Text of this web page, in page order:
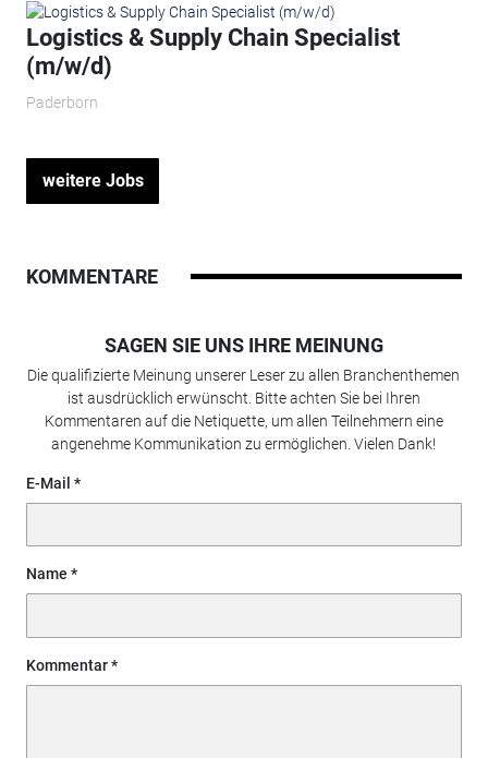
Logistics & Supply Chain Specialist
(m/w/d)
Paderborn
weitere Jobs
KOMMENTARE
SAGEN SIE UNS IHRE MEINUNG
Die qualifizierte Meinung unserer Leser zu allen Branchenthemen
ist ausdrücklich erwünscht. Bitte achten Sie bei Ihren
Kommentaren auf die Netiquette, um allen Teilnehmern eine
angenehme Kommunikation zu ermöglichen. Vielen Dank!
E-Mail
Name
Kommentar